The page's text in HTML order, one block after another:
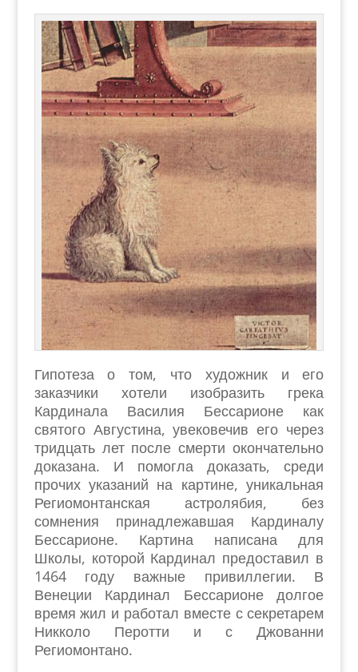
Гипотеза о том, что художник и его
заказчики хотели изобразить грека
Кардинала Василия Бессарионе как
святого Августина, увековечив его через
тридцать лет после смерти окончательно
доказана. И помогла доказать, среди
прочих указаний на картине, уникальная
Региомонтанская астролябия, без
сомнения принадлежавшая Кардиналу
Бессарионе. Картина написана для
Школы, которой Кардинал предоставил в
1464 году важные привиллегии. В
Венеции Кардинал Бессарионе долгое
время жил и работал вместе с секретарем
Никколо Перотти и с Джованни
Региомонтано.